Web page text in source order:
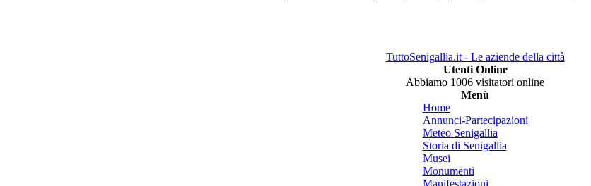
TuttoSenigallia.it - Le aziende della città
Utenti Online
Abbiamo 1006 visitatori online
Menù
Home
Annunci-Partecipazioni
Meteo Senigallia
Storia di Senigallia
Musei
Monumenti
Manifestazioni